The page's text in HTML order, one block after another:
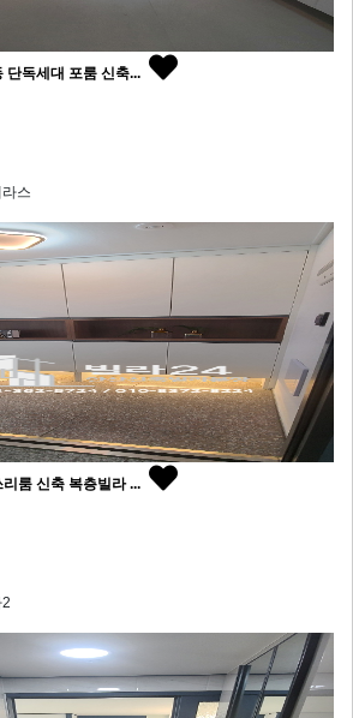
단독세대 포룸 신축...
스
룸 신축 복층빌라 ...